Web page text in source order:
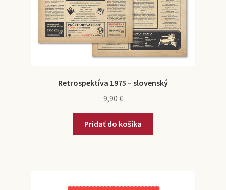
Retrospektíva 1975 – slovenský
9,90 €
Pridať do košíka